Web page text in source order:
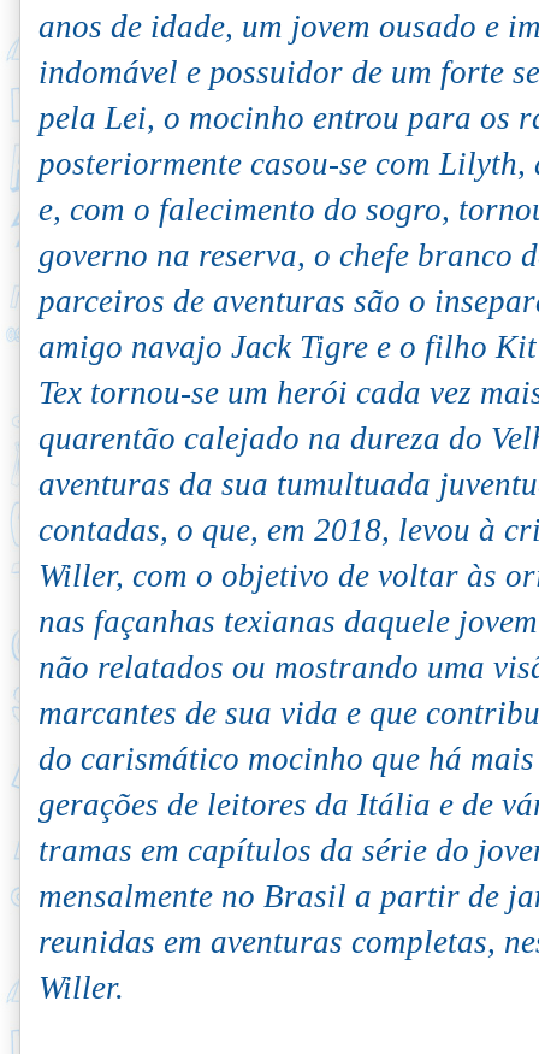
anos de idade, um jovem ousado e
indomável e possuidor de um forte
pela Lei, o mocinho entrou para os
posteriormente casou-se com
e, com o falecimento do sogro,
governo na reserva, o chefe branco
parceiros de aventuras são o
amigo navajo Jack Tigre e o filho
Tex tornou-se um herói cada vez
quarentão calejado na dureza do
aventuras da sua tumultuada
contadas, o que, em 2018, levou à
Willer, com o objetivo de voltar às
nas façanhas texianas daquele
não relatados ou mostrando uma
marcantes de sua vida e que
do carismático mocinho que há mais
gerações de leitores da Itália e de
tramas em capítulos da série do
mensalmente no Brasil a partir de
reunidas em aventuras completas,
Willer.